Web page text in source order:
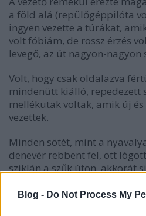
Blog - Do Not Process My
a föld alá (repülőgéppilóta
ingyen vezette a túrákat,
volt fóbiám, de rossz érzés
levegő, az út nagyon-nagyon
Volt, hogy csak oldalazva
mindenütt kiálló, repedezett
mellékutak voltak, amik új
vezettek.
Minden sötét, mint a
denevér rebbent fel, ott
sziklán a szűk úton, akkorát
állította, hogy már kevés